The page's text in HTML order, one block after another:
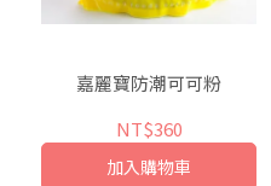
嘉麗寶防潮可可粉
NT$360
加入購物車